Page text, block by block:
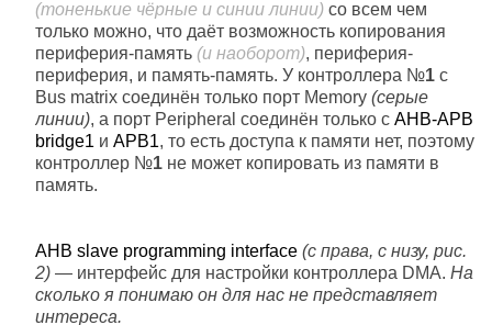
(тоненькие чёрные и синии линии) со всем чем
только можно, что даёт возможность копирования
периферия-память (и наоборот), периферия-
периферия, и память-память. У контроллера №1 с
Bus matrix соединён только порт Memory (серые
линии), а порт Peripheral соединён только с AHB-APB
bridge1 и APB1, то есть доступа к памяти нет, поэтому
контроллер №1 не может копировать из памяти в
память.
AHB slave programming interface (с права, с низу, рис.
2) — интерфейс для настройки контроллера DMA. На
сколько я понимаю он для нас не представляет
интереса.